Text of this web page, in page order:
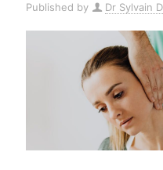
Published by Dr Sylvain